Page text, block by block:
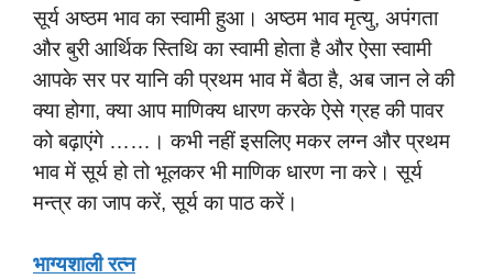
सूर्य अष्ठम भाव का स्वामी हुआ। अष्ठम भाव मृत्यु, अपंगता
और बुरी आर्थिक स्तिथि का स्वामी होता है और ऐसा स्वामी
आपके सर पर यानि की प्रथम भाव में बैठा है, अब जान ले की
क्या होगा, क्या आप माणिक्य धारण करके ऐसे ग्रह की पावर
को बढ़ाएंगे ……। कभी नहीं इसलिए मकर लग्न और प्रथम
भाव में सूर्य हो तो भूलकर भी माणिक धारण ना करे। सूर्य
मन्त्र का जाप करें, सूर्य का पाठ करें।
भाग्यशाली रत्न